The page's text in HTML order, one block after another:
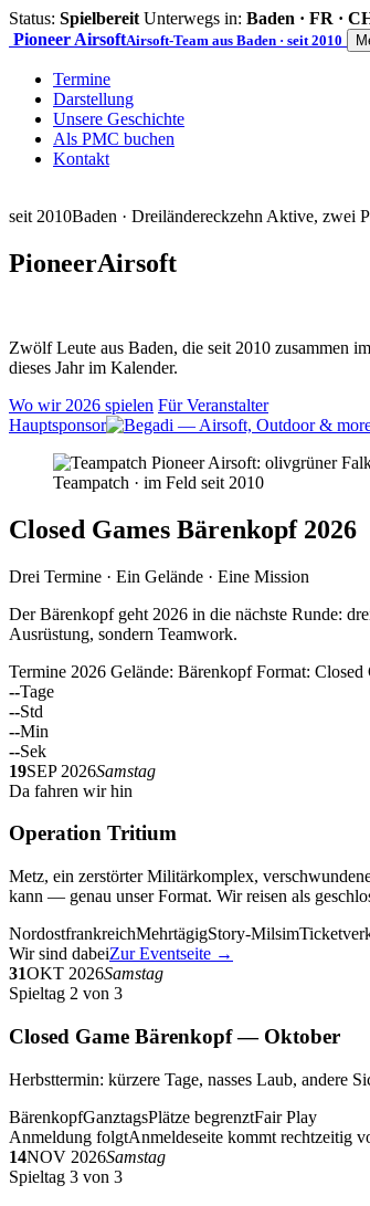
Status: Spielbereit Unterwegs in: Baden · FR ·
Pioneer AirsoftAirsoft-Team aus Baden · seit 2010
Termine
Darstellung
Unsere Geschichte
Als PMC buchen
Kontakt
seit 2010Baden · Dreiländereckzehn Aktive, zwei
PioneerAirsoft
Zwölf Leute aus Baden, die seit 2010 zusammen
dieses Jahr im Kalender.
Wo wir 2026 spielen Für Veranstalter
Hauptsponsor
Teampatch · im Feld seit 2010
Closed Games Bärenkopf 2026
Drei Termine · Ein Gelände · Eine Mission
Der Bärenkopf geht 2026 in die nächste Runde:
Ausrüstung, sondern Teamwork.
Termine 2026 Gelände: Bärenkopf Format: Closed
--Tage
--Std
--Min
--Sek
19SEP 2026Samstag
Da fahren wir hin
Operation Tritium
Metz, ein zerstörter Militärkomplex,
kann — genau unser Format. Wir reisen als
NordostfrankreichMehrtägigStory-Milsim
Wir sind dabeiZur Eventseite →
31OKT 2026Samstag
Spieltag 2 von 3
Closed Game Bärenkopf — Oktober
Herbsttermin: kürzere Tage, nasses Laub, andere
BärenkopfGanztagsPlätze begrenztFair Play
Anmeldung folgtAnmeldeseite kommt rechtzeitig
14NOV 2026Samstag
Spieltag 3 von 3